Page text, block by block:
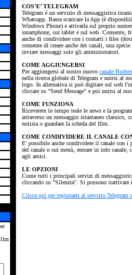
COS’E’ TELEGRAM
Telegram è un servizio di messaggistica
Whatsapp. Basta scaricare la App (è
Windows Phone) e attivarla sul proprio
smartphone, sui tablet e sul web. Consente,
anche di condividere con i contatti i files
consente di creare anche dei canali, una
inviare messaggi solo gli amministratori.
COME AGGIUNGERSI
Per aggiungersi al nostro nuovo canale
nella ricerca globale di Telegram e unirsi al
logo. In alternativa si può digitare sul web
cliccare su "Send Message" e poi unirsi al
COME FUNZIONA
Riceverete in tempo reale le news e la
attraverso un messaggio istantaneo
notizia o guardare la scheda del film.
COME CONDIVIDERE IL CANALE
E' possibile anche condividere il canale con
del canale o sul menù, entrare in info
agli amici.
LE OPZIONI
Come tutti i principali servizi di
cliccando su "Silenzia". Si possono riattivare
Clicca qui per registrarti al servizio Telegram